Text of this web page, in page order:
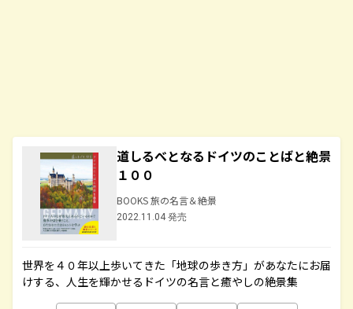
道しるべとなるドイツのことばと絶景
１００
BOOKS 旅の名言＆絶景
2022.11.04 発売
世界を４０年以上歩いてきた「地球の歩き方」があなたにお届
けする、人生を輝かせるドイツの名言と癒やしの絶景集